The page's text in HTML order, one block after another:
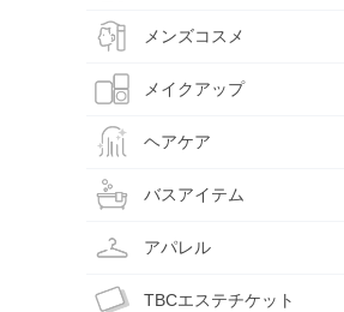
メンズコスメ
メイクアップ
ヘアケア
バスアイテム
アパレル
TBCエステチケット